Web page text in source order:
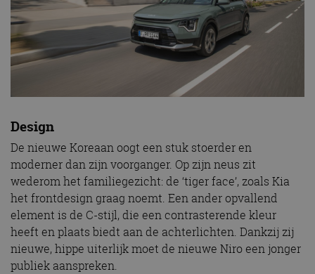
Design
De nieuwe Koreaan oogt een stuk stoerder en
moderner dan zijn voorganger. Op zijn neus zit
wederom het familiegezicht: de ‘tiger face’, zoals Kia
het frontdesign graag noemt. Een ander opvallend
element is de C-stijl, die een contrasterende kleur
heeft en plaats biedt aan de achterlichten. Dankzij zij
nieuwe, hippe uiterlijk moet de nieuwe Niro een jonger
publiek aanspreken.